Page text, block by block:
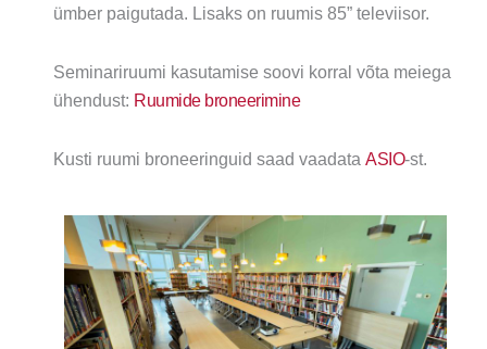
ümber paigutada. Lisaks on ruumis 85” televiisor.
Seminariruumi kasutamise soovi korral võta meiega
ühendust: Ruumide broneerimine
Kusti ruumi broneeringuid saad vaadataASIO-st.